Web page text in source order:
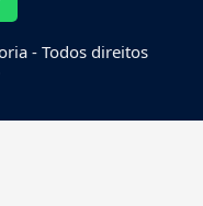
- Todos direitos